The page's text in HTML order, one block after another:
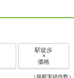
駅徒歩
×
価格
（掲載実績件数）